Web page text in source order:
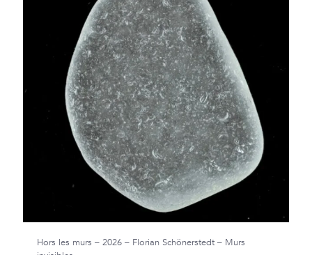
Hors les murs – 2026 – Florian Schönerstedt – Murs